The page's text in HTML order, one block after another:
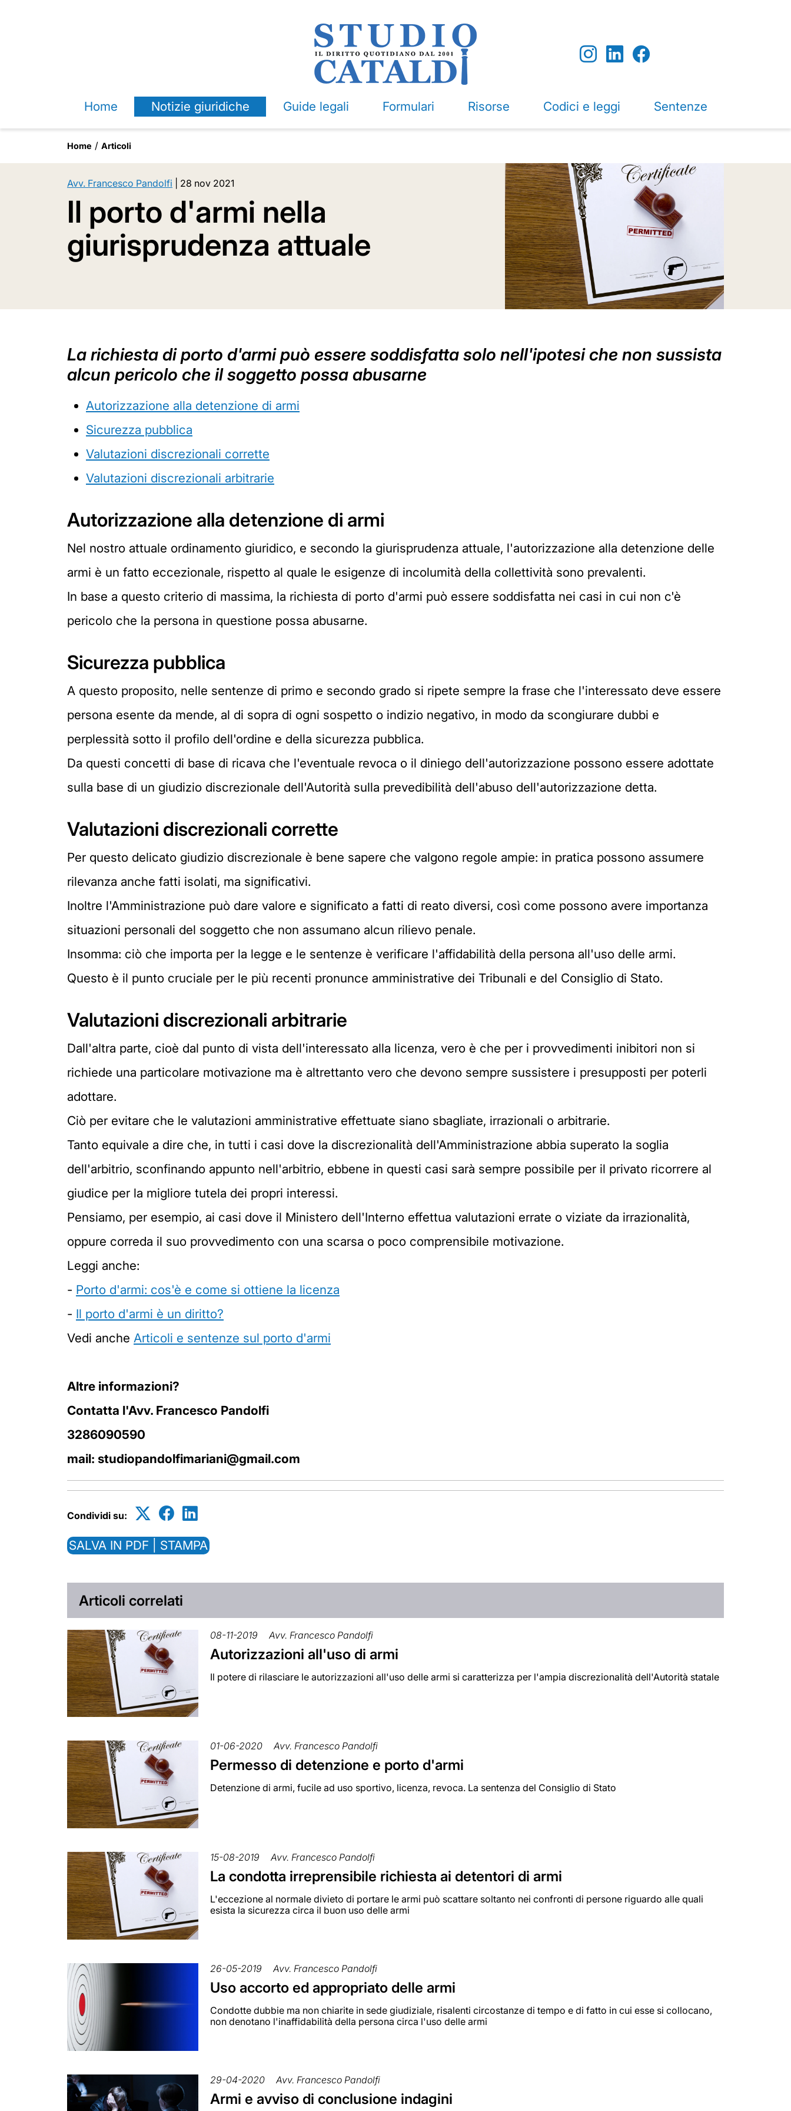
Home Notizie giuridiche Guide legali Formulari Risorse Codici e leggi Sentenze
Home Articoli
Avv. Francesco Pandolfi 28 nov 2021
Il porto d'armi nella
giurisprudenza attuale
La richiesta di porto d'armi può essere soddisfatta solo nell'ipotesi che non sussista
alcun pericolo che il soggetto possa abusarne
Autorizzazione alla detenzione di armi
Sicurezza pubblica
Valutazioni discrezionali corrette
Valutazioni discrezionali arbitrarie
Autorizzazione alla detenzione di armi
Nel nostro attuale ordinamento giuridico, e secondo la giurisprudenza attuale, l'autorizzazione alla detenzione delle
armi è un fatto eccezionale, rispetto al quale le esigenze di incolumità della collettività sono prevalenti.
In base a questo criterio di massima, la richiesta di porto d'armi può essere soddisfatta nei casi in cui non c'è
pericolo che la persona in questione possa abusarne.
Sicurezza pubblica
A questo proposito, nelle sentenze di primo e secondo grado si ripete sempre la frase che l'interessato deve essere
persona esente da mende, al di sopra di ogni sospetto o indizio negativo, in modo da scongiurare dubbi e
perplessità sotto il profilo dell'ordine e della sicurezza pubblica.
Da questi concetti di base di ricava che l'eventuale revoca o il diniego dell'autorizzazione possono essere adottate
sulla base di un giudizio discrezionale dell'Autorità sulla prevedibilità dell'abuso dell'autorizzazione detta.
Valutazioni discrezionali corrette
Per questo delicato giudizio discrezionale è bene sapere che valgono regole ampie: in pratica possono assumere
rilevanza anche fatti isolati, ma significativi.
Inoltre l'Amministrazione può dare valore e significato a fatti di reato diversi, così come possono avere importanza
situazioni personali del soggetto che non assumano alcun rilievo penale.
Insomma: ciò che importa per la legge e le sentenze è verificare l'affidabilità della persona all'uso delle armi.
Questo è il punto cruciale per le più recenti pronunce amministrative dei Tribunali e del Consiglio di Stato.
Valutazioni discrezionali arbitrarie
Dall'altra parte, cioè dal punto di vista dell'interessato alla licenza, vero è che per i provvedimenti inibitori non si
richiede una particolare motivazione ma è altrettanto vero che devono sempre sussistere i presupposti per poterli
adottare.
Ciò per evitare che le valutazioni amministrative effettuate siano sbagliate, irrazionali o arbitrarie.
Tanto equivale a dire che, in tutti i casi dove la discrezionalità dell'Amministrazione abbia superato la soglia
dell'arbitrio, sconfinando appunto nell'arbitrio, ebbene in questi casi sarà sempre possibile per il privato ricorrere al
giudice per la migliore tutela dei propri interessi.
Pensiamo, per esempio, ai casi dove il Ministero dell'Interno effettua valutazioni errate o viziate da irrazionalità,
oppure correda il suo provvedimento con una scarsa o poco comprensibile motivazione.
Leggi anche:
- Porto d'armi: cos'è e come si ottiene la licenza
- Il porto d'armi è un diritto?
Vedi anche Articoli e sentenze sul porto d'armi
Altre informazioni?
Contatta l'Avv. Francesco Pandolfi
3286090590
mail: studiopandolfimariani@gmail.com
Condividi su:
SALVA IN PDF | STAMPA
Articoli correlati
08-11-2019 Avv. Francesco Pandolfi
Autorizzazioni all'uso di armi
Il potere di rilasciare le autorizzazioni all'uso delle armi si caratterizza per l'ampia discrezionalità dell'Autorità statale
01-06-2020 Avv. Francesco Pandolfi
Permesso di detenzione e porto d'armi
Detenzione di armi, fucile ad uso sportivo, licenza, revoca. La sentenza del Consiglio di Stato
15-08-2019 Avv. Francesco Pandolfi
La condotta irreprensibile richiesta ai detentori di armi
L'eccezione al normale divieto di portare le armi può scattare soltanto nei confronti di persone riguardo alle quali
esista la sicurezza circa il buon uso delle armi
26-05-2019 Avv. Francesco Pandolfi
Uso accorto ed appropriato delle armi
Condotte dubbie ma non chiarite in sede giudiziale, risalenti circostanze di tempo e di fatto in cui esse si collocano,
non denotano l'inaffidabilità della persona circa l'uso delle armi
29-04-2020 Avv. Francesco Pandolfi
Armi e avviso di conclusione indagini